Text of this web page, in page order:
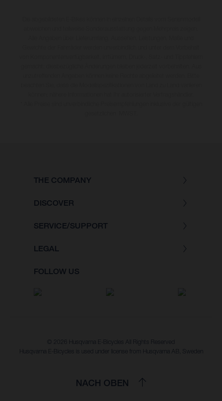
THE COMPANY
DISCOVER
SERVICE/SUPPORT
LEGAL
FOLLOW US
© 2026 Husqvarna E-Bicycles All Rights Reserved
Husqvarna E-Bicycles is used under license from Husqvarna AB, Sweden
NACH OBEN